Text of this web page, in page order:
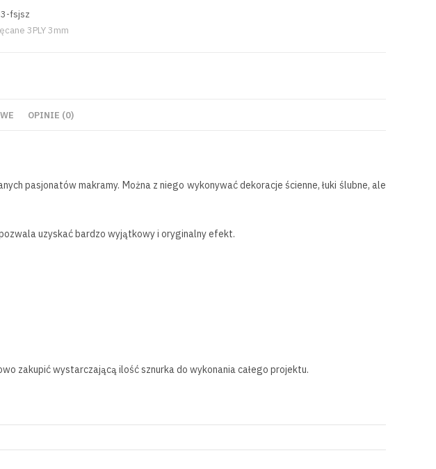
fsjsz
3PLY 3mm
OPINIE (0)
pasjonatów makramy. Można z niego wykonywać dekoracje ścienne, łuki ślubne, ale
uzyskać bardzo wyjątkowy i oryginalny efekt.
zakupić wystarczającą ilość sznurka do wykonania całego projektu.